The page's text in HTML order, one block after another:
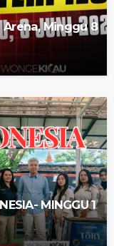
Minggu 8
MINGGU 1